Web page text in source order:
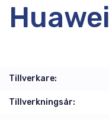
Tillverkare:
Tillverkningsår: